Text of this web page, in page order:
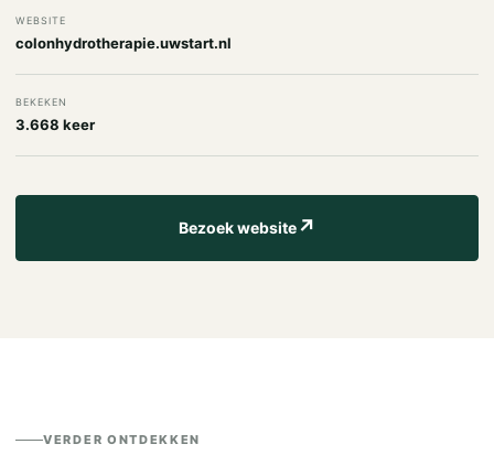
WEBSITE
colonhydrotherapie.uwstart.nl
BEKEKEN
3.668 keer
Bezoek website↗
VERDER ONTDEKKEN